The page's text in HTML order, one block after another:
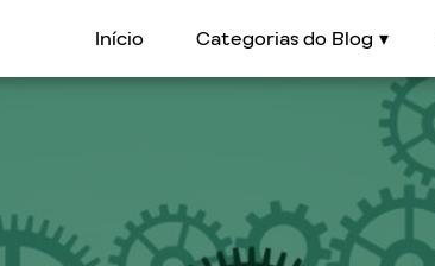
Início Categorias do Blog